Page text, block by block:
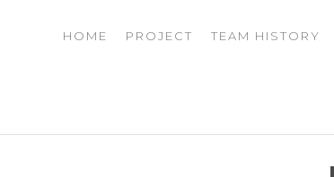
HOME PROJECT TEAM HISTORY